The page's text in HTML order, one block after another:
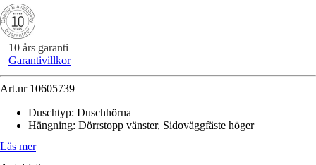
10 års garanti
Garantivillkor
Art.nr 10605739
Duschtyp: Duschhörna
Hängning: Dörrstopp vänster, Sidoväggfäste höger
Läs mer